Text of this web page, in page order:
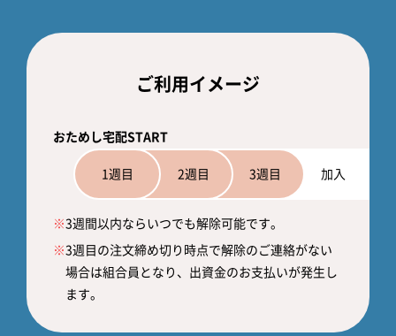
ご利用イメージ
おためし宅配START
1週目 2週目 3週目 加入
※ 3週間以内ならいつでも解除可能です。
※ 3週目の注文締め切り時点で解除のご連絡がない
場合は組合員となり、出資金のお支払いが発生し
ます。